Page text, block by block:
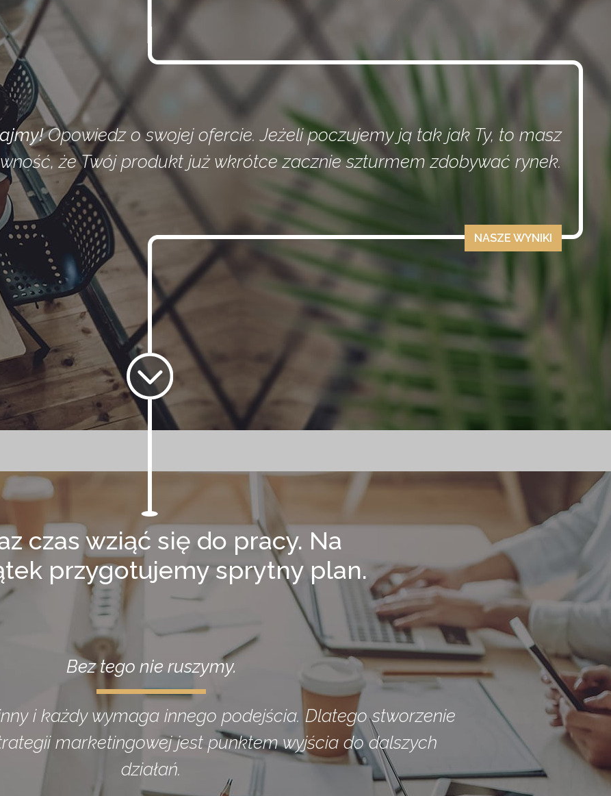
Opowiedz o swojej ofercie. Jeżeli poczujemy ją tak jak Ty, to masz
że Twój produkt już wkrótce zacznie szturmem zdobywać rynek.
NASZE WYNIKI
czas wziąć się do pracy. Na
przygotujemy sprytny plan.
Bez tego nie ruszymy.
i każdy wymaga innego podejścia. Dlatego stworzenie
marketingowej jest punktem wyjścia do dalszych
działań.